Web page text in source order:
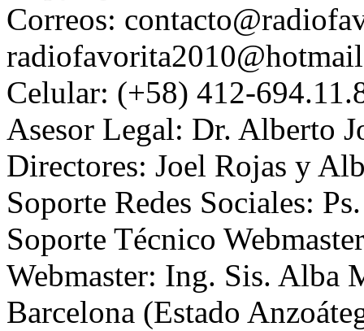
Correos:
Celular: (+58) 412-
Asesor Legal: Dr. Alberto
Directores: Joel Rojas y
Soporte Redes Sociales:
Soporte Técnico
Webmaster: Ing. Sis. Alba
Barcelona (Estado